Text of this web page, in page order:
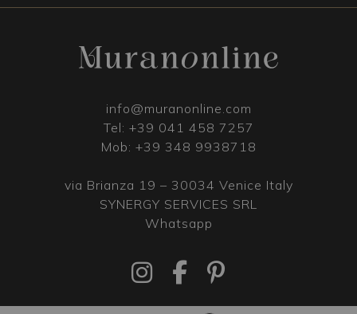
info@muranonline.com
Tel: +39 041 458 7257
Mob: +39 348 9938718
via Brianza 19 – 30034 Venice Italy
SYNERGY SERVICES SRL
Whatsapp